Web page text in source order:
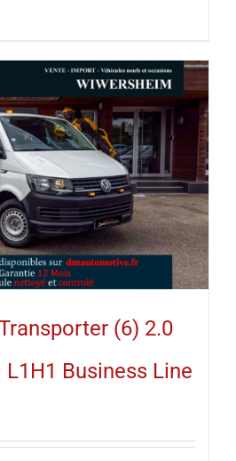
(6) 2.0
L1H1 Business Line